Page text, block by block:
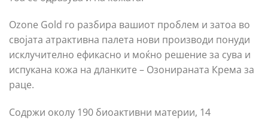
Ozone Gold го разбира вашиот проблем и затоа во
својата атрактивна палета нови производи понуди
исклучително ефикасно и моќно решение за сува и
испукана кожа на дланките – Озонираната Крема за
раце.
Содржи околу 190 биоактивни материи, 14